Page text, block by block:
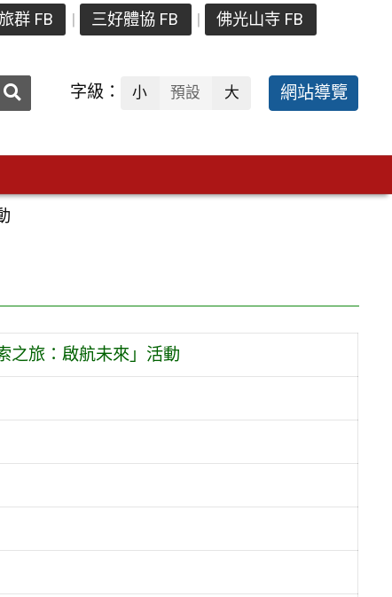
群 FB 三好體協 FB 佛光山寺 FB
送出 字級： 小 預設 大 網站導覽
之旅：啟航未來」活動